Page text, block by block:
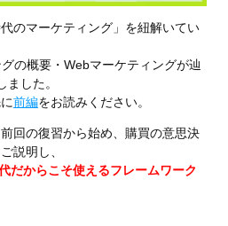
のマーケティング」を紐解いてい
の概要・Webマーケティングが辿
した。
前編をお読みください。
回の復習から始め、購買の意思決
説明し、
だからこそ使えるフレームワーク